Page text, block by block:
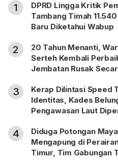
1
DPRD Lingga Kritik
Tambang Timah
Baru Diketahui Wabup
2
20 Tahun Menanti,
Serteh Kembali
Jembatan Rusak
3
Kerap Dilintasi Speed
Identitas, Kades
Pengawasan Laut
4
Diduga Potongan
Mengapung di
Timur, Tim Gabungan